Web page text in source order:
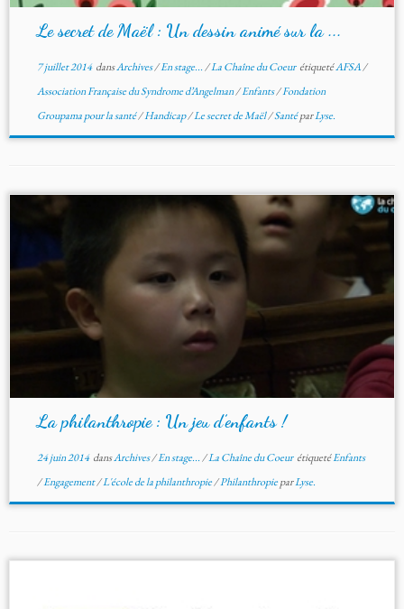
Le secret de Maël : Un dessin animé sur la ...
7 juillet 2014dansArchives/En stage.../La Chaîne du Coeur étiquetéAFSA/
Association Française du Syndrome d’Angelman/Enfants/Fondation
Groupama pour la santé/Handicap/Le secret de Maël/SantéparLyse.
La philanthropie : Un jeu d’enfants !
24 juin 2014dansArchives/En stage.../La Chaîne du Coeur étiquetéEnfants
/Engagement/L'école de la philanthropie/PhilanthropieparLyse.